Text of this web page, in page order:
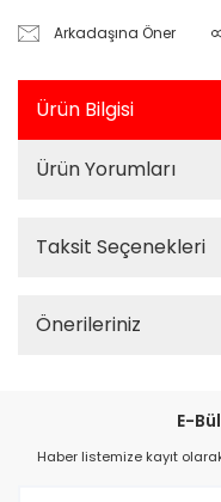
Arkadaşına Öner
Ürün Bilgisi
Ürün Yorumları
Taksit Seçenekleri
Önerileriniz
E-
Haber listemize kayıt